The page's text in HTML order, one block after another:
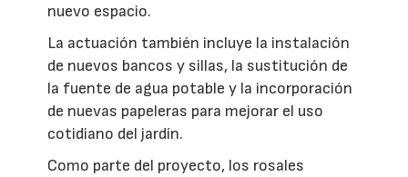
nuevo espacio.
La actuación también incluye la instalación
de nuevos bancos y sillas, la sustitución de
la fuente de agua potable y la incorporación
de nuevas papeleras para mejorar el uso
cotidiano del jardín.
Como parte del proyecto, los rosales